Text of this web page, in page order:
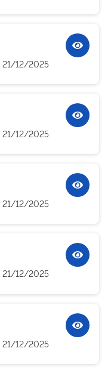
21/12/2025
21/12/2025
21/12/2025
21/12/2025
21/12/2025